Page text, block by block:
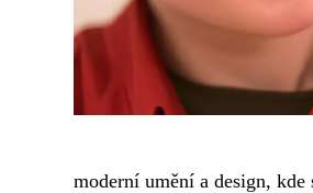
moderní umění a design,